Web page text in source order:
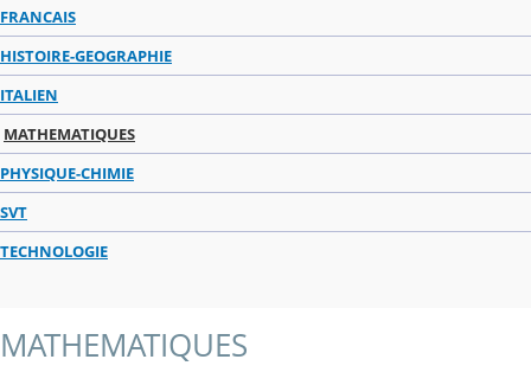
FRANCAIS
HISTOIRE-GEOGRAPHIE
ITALIEN
MATHEMATIQUES
PHYSIQUE-CHIMIE
SVT
TECHNOLOGIE
MATHEMATIQUES